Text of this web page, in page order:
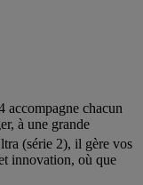
chacun
à une grande
(série 2), il gère vos
innovation, où que